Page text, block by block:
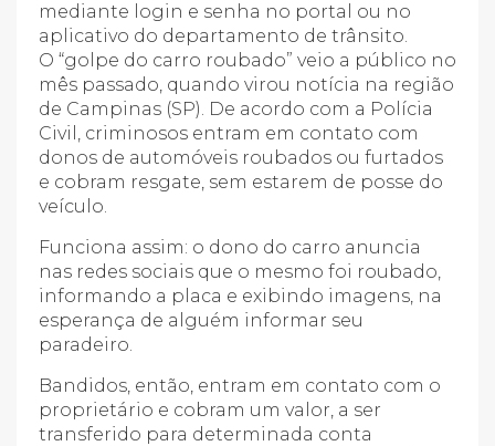
mediante login e senha no portal ou no
aplicativo do departamento de trânsito.
O “golpe do carro roubado” veio a público no
mês passado, quando virou notícia na região
de Campinas (SP). De acordo com a Polícia
Civil, criminosos entram em contato com
donos de automóveis roubados ou furtados
e cobram resgate, sem estarem de posse do
veículo.
Funciona assim: o dono do carro anuncia
nas redes sociais que o mesmo foi roubado,
informando a placa e exibindo imagens, na
esperança de alguém informar seu
paradeiro.
Bandidos, então, entram em contato com o
proprietário e cobram um valor, a ser
transferido para determinada conta